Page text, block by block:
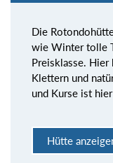
Die
wie Winter tolle
Preisklasse. Hier
Klettern und
und Kurse ist
Hütte